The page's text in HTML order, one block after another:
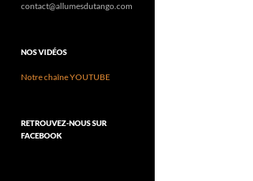
contact@allumesdutango.com
NOS VIDÉOS
Notre chaîne YOUTUBE
RETROUVEZ-NOUS SUR
FACEBOOK